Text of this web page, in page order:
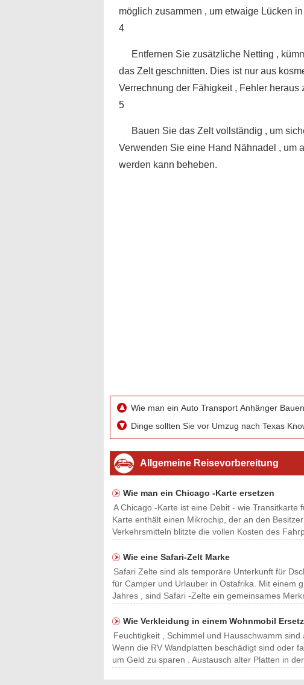
möglich zusammen , um etwaige Lücken
4
Entfernen Sie zusätzliche Netting ,
das Zelt geschnitten. Dies ist nur aus
Verrechnung der Fähigkeit , Fehler heraus
5
Bauen Sie das Zelt vollständig , um
Verwenden Sie eine Hand Nähnadel , um
werden kann beheben.
Wie man ein Auto Transport Anhänger Bauen
Dinge sollten Sie vor Umzug nach Texas
Allgemeine Reisevorbereitung
Wie man ein Chicago -Karte ersetzen
A Chicago -Karte ist eine Debit - wie Transitkarte
Karte enthält einen Mikrochip, der an den
Verkehrsmitteln blitzte die vollen Kosten des
Wie eine Safari-Zelt Marke
Safari Zelte sind als temporäre Unterkunft für
für Camper und Urlauber in Ostafrika. Mit einem
Jahres , sind Safari -Zelte ein gemeinsames
Wie Verkleidung in einem Wohnmobil
Feuchtigkeit , Schimmel und Hausschwamm
Wenn die RV Wandplatten beschädigt sind oder
um Geld zu sparen . Austausch alter Platten in